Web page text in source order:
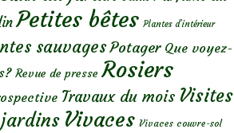
Petites bêtes Plantes d’intérieur
sauvages Potager Que voyez-
Revue de presse Rosiers
Travaux du mois Visites
Vivaces Vivaces couvre-sol